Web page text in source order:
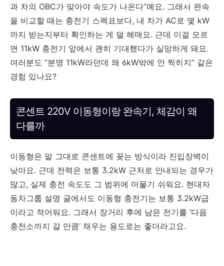
과 차의 OBC가 맞아야 속도가 나온다”예요. 그래서 완속
을 비교할 때는 충전기 스펙표보다, 내 차가 AC로 몇 kW
까지 받는지부터 확인하는 게 덜 헤매요. 근데 이걸 모르
면 11kW 충전기 앞에서 괜히 기대했다가 실망하게 돼요.
여러분도 “분명 11kW라던데 왜 6kW밖에 안 찍히지” 같은
경험 있나요?
콘센트 220V 이동형이랑 완속기, 체감이 왜
다를까
이동형은 말 그대로 콘센트에 꽂는 방식이라 진입장벽이
낮아요. 근데 전력은 보통 3.2kW 근처로 안내되는 경우가
많고, 실제 충전 속도도 그 범위에 머물기 쉬워요. 현대자
동차그룹 설명 글에서도 이동형 충전기는 보통 3.2kW급
이라고 적어둬요. 그래서 장거리 후에 남은 전기를 ‘다음
충전소까지 갈 만큼’ 채우는 용도로는 좋더라고요.